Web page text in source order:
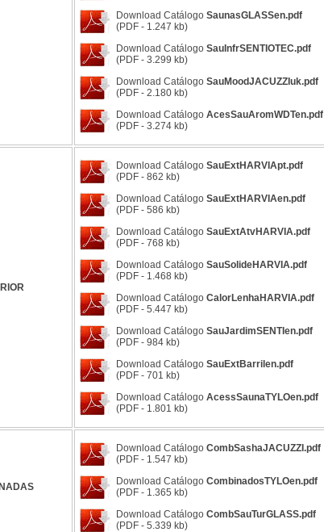
Download Catálogo SaunasGLASSen.pdf
(PDF - 1.247 kb)
Download Catálogo SauInfrSENTIOTEC.pdf
(PDF - 3.299 kb)
Download Catálogo SauMoodJACUZZIuk.pdf
(PDF - 2.180 kb)
Download Catálogo AcesSauAromWDTen.pdf
(PDF - 3.274 kb)
Download Catálogo SauExtHARVIApt.pdf
(PDF - 862 kb)
Download Catálogo SauExtHARVIAen.pdf
(PDF - 586 kb)
Download Catálogo SauExtAtvHARVIA.pdf
(PDF - 768 kb)
Download Catálogo SauSolideHARVIA.pdf
(PDF - 1.468 kb)
Download Catálogo CalorLenhaHARVIA.pdf
(PDF - 5.447 kb)
Download Catálogo SauJardimSENTIen.pdf
(PDF - 984 kb)
Download Catálogo SauExtBarrilen.pdf
(PDF - 701 kb)
Download Catálogo AcessSaunaTYLOen.pdf
(PDF - 1.801 kb)
Download Catálogo CombSashaJACUZZI.pdf
(PDF - 1.547 kb)
Download Catálogo CombinadosTYLOen.pdf
(PDF - 1.365 kb)
Download Catálogo CombSauTurGLASS.pdf
(PDF - 5.339 kb)